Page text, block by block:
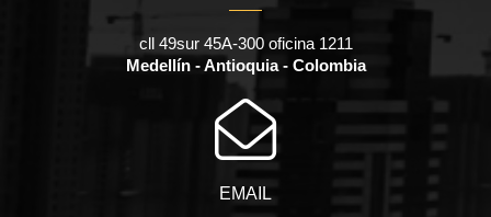
cll 49sur 45A-300 oficina 1211
Medellín - Antioquia - Colombia
EMAIL